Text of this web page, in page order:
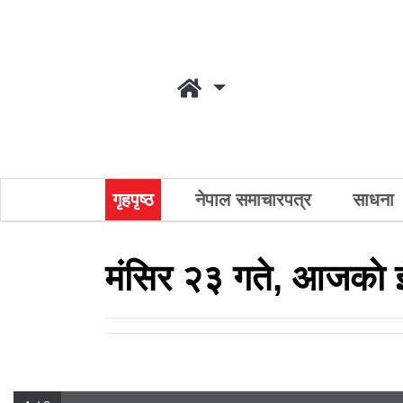
गृहपृष्ठ नेपाल समाचारपत्र साधना
मंसिर २३ गते, आजकाे